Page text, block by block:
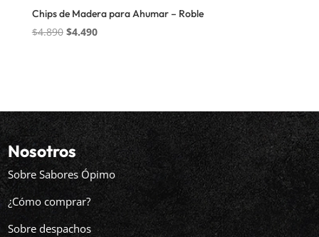
Chips de Madera para Ahumar – Roble
$4.890 El
$4.490El
Nosotros
Sobre Sabores Ópimo
¿Cómo comprar?
Sobre despachos